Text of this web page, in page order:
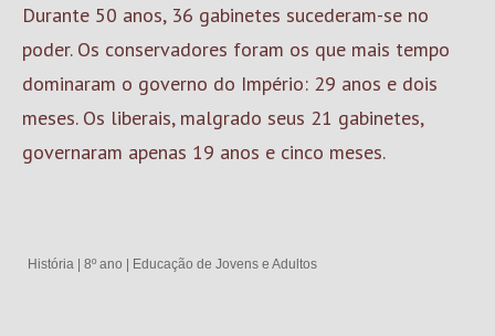
Durante 50 anos, 36 gabinetes sucederam-se no
poder. Os conservadores foram os que mais tempo
dominaram o governo do Império: 29 anos e dois
meses. Os liberais, malgrado seus 21 gabinetes,
governaram apenas 19 anos e cinco meses.
História 8º ano Educação de Jovens e Adultos